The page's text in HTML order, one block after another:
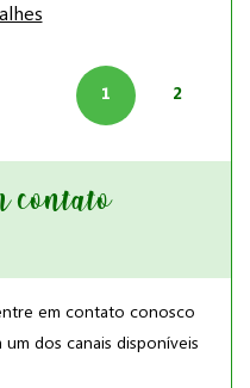
1 2
contato
em contato conosco
dos canais disponíveis